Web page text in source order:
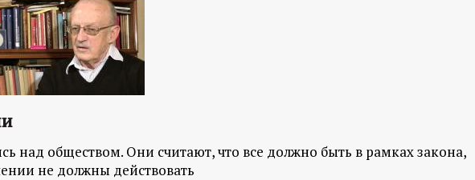
над обществом. Они считают, что все должно быть в рамках закона,
не должны действовать